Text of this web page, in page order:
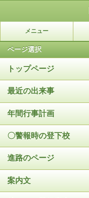
メニュー
ページ選択
トップページ
最近の出来事
年間行事計画
〇警報時の登下校
進路のページ
案内文